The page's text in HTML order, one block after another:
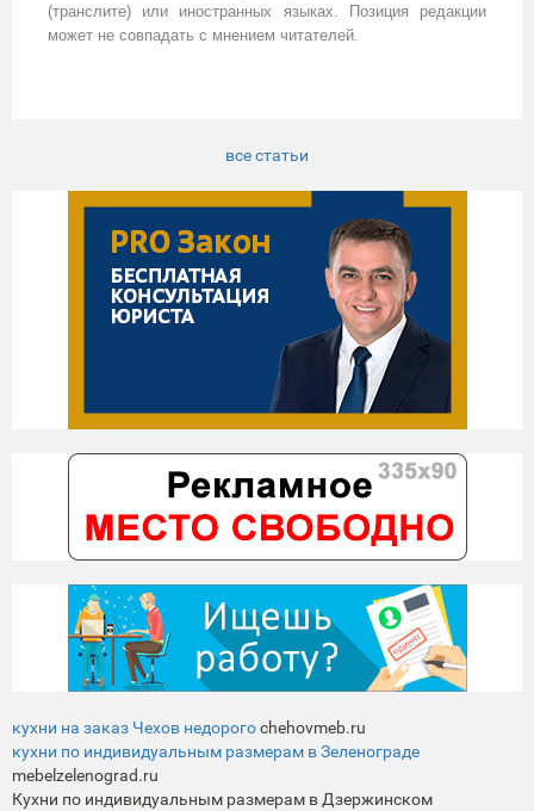
(транслите) или иностранных языках. Позиция редакции
может не совпадать с мнением читателей.
все статьи
кухни на заказ Чехов недорогоchehovmeb.ru
кухни по индивидуальным размерам в Зеленограде
mebelzelenograd.ru
Кухни по индивидуальным размерам в Дзержинском